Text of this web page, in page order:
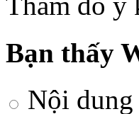
Bạn thấy
Nội dung